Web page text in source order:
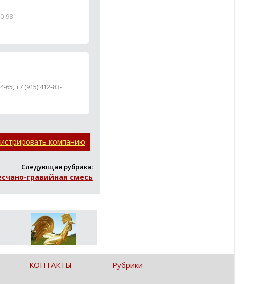
98
65, +7 (915) 412-83-
компанию
Следующая рубрика:
гравийная смесь
КОНТАКТЫ Рубрики